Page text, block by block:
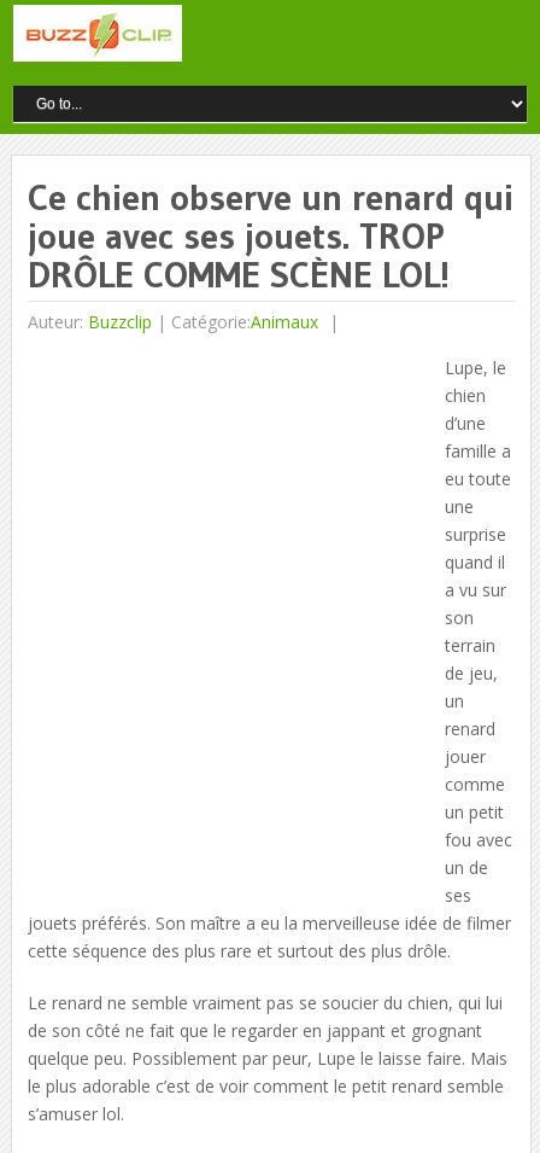
Ce chien observe un renard qui
joue avec ses jouets. TROP
DRÔLE COMME SCÈNE LOL!
Auteur: Buzzclip | Catégorie:Animaux
Lupe, le
chien
d’une
famille a
eu toute
une
surprise
quand il
a vu sur
son
terrain
de jeu,
un
renard
jouer
comme
un petit
fou avec
un de
ses
jouets préférés. Son maître a eu la merveilleuse idée de filmer
cette séquence des plus rare et surtout des plus drôle.
Le renard ne semble vraiment pas se soucier du chien, qui lui
de son côté ne fait que le regarder en jappant et grognant
quelque peu. Possiblement par peur, Lupe le laisse faire. Mais
le plus adorable c’est de voir comment le petit renard semble
s’amuser lol.